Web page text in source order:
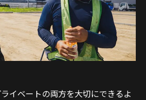
イベートの両方を大切にできるよ